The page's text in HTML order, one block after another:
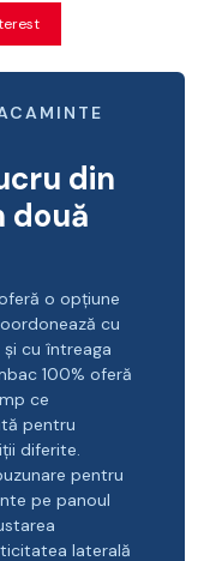
din
două
o opțiune
cu
și cu întreaga
100% oferă
ce
pentru
diferite.
pentru
pe panoul
laterală